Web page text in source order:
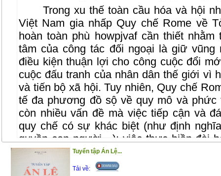
Trong xu thế toàn cầu hóa và hội
Việt Nam gia nhấp Quy chế Rome về
hoàn toàn phù howpjvaf cần thiết
tâm của công tác đối ngoại là giữ
điều kiện thuận lợi cho công cuộc đổi
cuộc đấu tranh của nhân dân thế giới vì
và tiến bộ xã hội. Tuy nhiên, Quy chế
tế đa phương đồ sộ về quy mô và phức
còn nhiều vấn đề mà việc tiếp cận và
quy chế có sự khác biệt (như định
quyền con người…); việc thực hiền đòi
đối khắt khe, có thể ảnh hưởng tới
đặc biệt đòi hỏi phải sửa đổi, bổ sung
Tuyển tập Án Lệ...
Tải về: